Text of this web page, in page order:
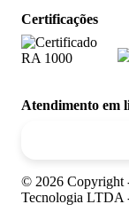
Certificações
Atendimento em
© 2026 Copyright
Tecnologia LTDA